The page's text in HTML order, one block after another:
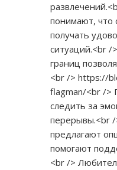
понимают, что
получать
ситуаций.<br /
границ
<br /> https://
flagman/<br />
следить за
перерывы.<br
предлагают
помогают
<br />